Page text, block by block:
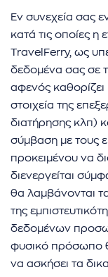
Εν συνεχεία σας
κατά τις οποίες η
TravelFerry, ως
δεδομένα σας σε
αφενός καθορίζει
στοιχεία της
διατήρησης κλπ)
σύμβαση με τους
προκειμένου να
διενεργείται
θα λαμβάνονται
της
δεδομένων
φυσικό πρόσωπο
να ασκήσει τα